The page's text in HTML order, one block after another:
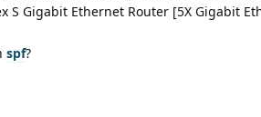
S Gigabit Ethernet Router [5X Gigabit
spf?